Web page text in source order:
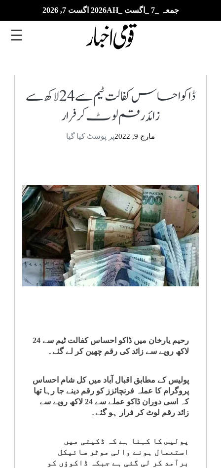
جمعہ _7 _اگست _2026AH اگست 7, 2026
ترین
الاقوامی
خبریں
انٹرٹینمنٹ
صحت
کھیل
ویڈیوز
☰
ڈاکو احساس کفالت ٹیم سے 24 لاکھ سے
زائد رقم لوٹ کر فرار
مارچ 9, 2022 پر پوسٹ کیا گیا
رحیم یارخان میں ڈاکو احساس کفالت ٹیم سے 24
لاکھ روپے سے زائد کی رقم چھین کر لے گئے۔
پولیس کے مطابق اقبال آباد میں کل شام احساس
پروگرام کا عملہ فرنچائزز کو رقم دینے جا رہا تھا
کہ اسی دوران ڈاکو عملے سے 24 لاکھ روپے سے
زائد رقم لوٹ کر فرار ہو گئے۔
پولیس کا کہنا ہے کہ ڈکیتی میں
استعمال ہونے والی موٹر سائیکل
برآمد کر لی گئی ہے جبکہ ڈاکوؤں کو